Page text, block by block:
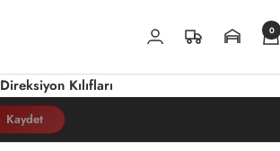
0
Direksiyon Kılıfları
Kaydet